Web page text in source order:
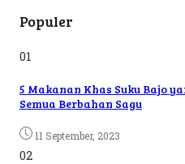
Populer
01
5 Makanan Khas Suku Bajo
Semua Berbahan Sagu
11 September, 2023
02